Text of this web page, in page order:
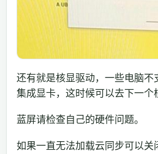
还有就是核显驱动，一些电脑不
集成显卡，这时候可以去下一个
蓝屏请检查自己的硬件问题。
如果一直无法加载云同步可以关